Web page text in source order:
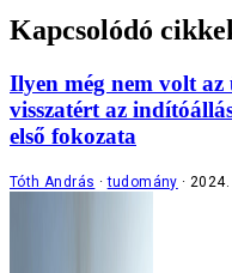
Kapcsolódó
Ilyen még nem volt
visszatért az
első fokozata
Tóth András tudomány 2024.